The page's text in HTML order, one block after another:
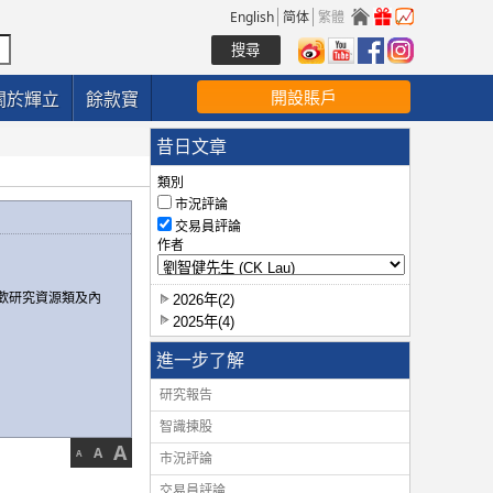
English 简体 繁體
於輝立 餘款寶 開設賬戶
研究資源類及內
A A A
昔日文章
類別
市況評論
交易員評論
作者
2026年(2)
2025年(4)
進一步了解
研究報告
智識揀股
市況評論